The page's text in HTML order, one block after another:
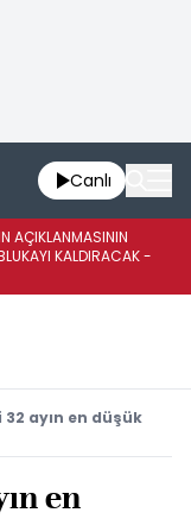
Canlı
AÇIKLANMASININ
KALDIRACAK -
ayın en düşük
en